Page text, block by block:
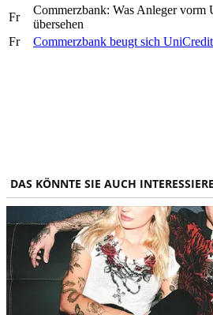
Fr
Commerzbank: Was Anleger vorm
übersehen
Fr
Commerzbank beugt sich